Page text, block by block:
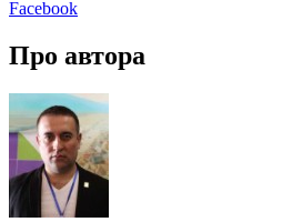
Facebook
Про автора